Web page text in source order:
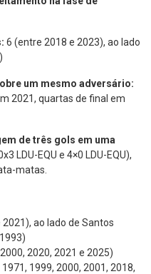
6 (entre 2018 e 2023), ao lado
um mesmo adversário:
2021, quartas de final em
de três gols em uma
LDU-EQU e 4×0 LDU-EQU),
matas.
2021), ao lado de Santos
2020, 2021 e 2025)
1999, 2000, 2001, 2018,